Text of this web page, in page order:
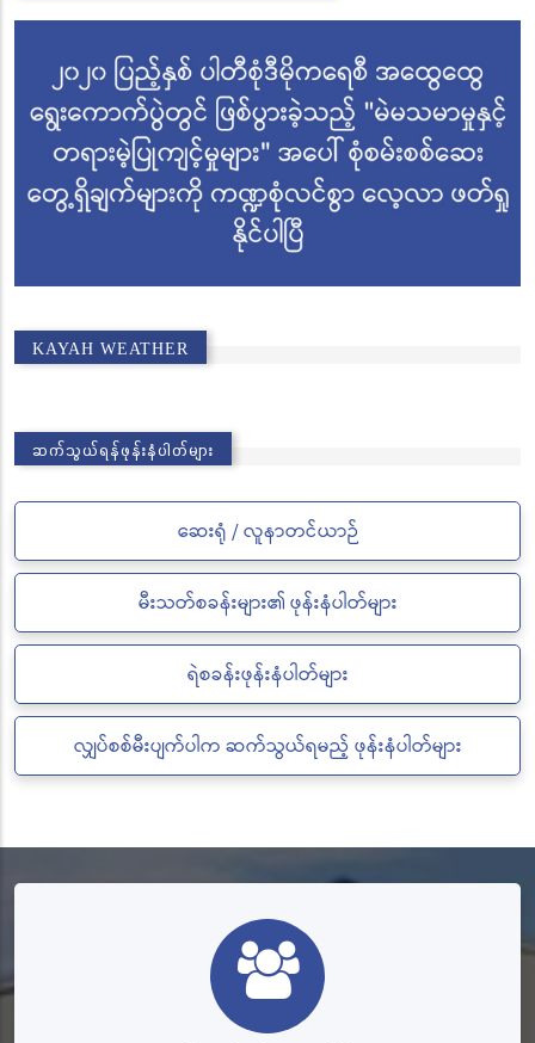
KAYAH WEATHER
ဆက်သွယ်ရန်ဖုန်းနံပါတ်များ
ဆေးရုံ / လူနာတင်ယာဉ်
မီးသတ်စခန်းများ၏ ဖုန်းနံပါတ်များ
ရဲစခန်းဖုန်းနံပါတ်များ
လျှပ်စစ်မီးပျက်ပါက ဆက်သွယ်ရမည့် ဖုန်းနံပါတ်များ